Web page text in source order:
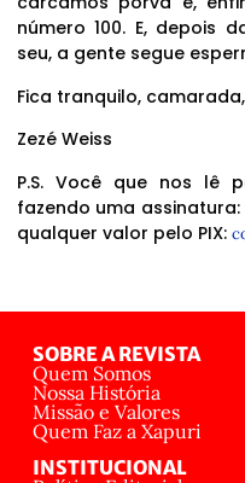
número 100. E, depois
seu, a gente segue
Fica tranquilo,
Zezé Weiss
P.S. Você que nos lê
fazendo uma assinatura:
qualquer valor pelo PIX:
SOBRE A REVISTA
Quem Somos
Nossa História
Missão e Valores
Quem Faz a Xapuri
INSTITUCIONAL